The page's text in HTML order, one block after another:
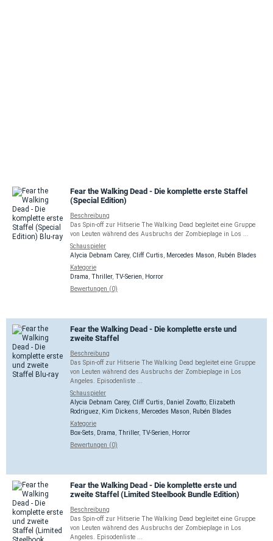
Fear the Walking Dead - Die komplette erste Staffel
(Special Edition)
Beschreibung
Das Spin-off zur Hitserie The Walking Dead begleitet eine Gruppe
von Leuten während des Ausbruchs der Zombieplage in Los ...
Schauspieler
Alycia Debnam Carey, Cliff Curtis Mercedes Mason
Rubén Blades
Kategorie
Drama Thriller, TV-Serien
Horror
Bewertungen (0)
Fear the Walking Dead - Die komplette erste und
zweite Staffel
Beschreibung
Das Spin-off zur Hitserie The Walking Dead begleitet eine Gruppe
von Leuten während des Ausbruchs der Zombieplage in Los
Angeles. Episodenliste ...
Schauspieler
Alycia Debnam Carey, Cliff Curtis Daniel Zovatto
Elizabeth
Rodriguez
Kim Dickens Mercedes Mason
Rubén Blades
Kategorie
Box-Sets
Drama Thriller, TV-Serien
Horror
Bewertungen (0)
Fear the Walking Dead - Die komplette erste und
zweite Staffel (Limited Steelbook Bundle Edition)
Beschreibung
Das Spin-off zur Hitserie The Walking Dead begleitet eine Gruppe
von Leuten während des Ausbruchs der Zombieplage in Los
Angeles. Episodenliste ...